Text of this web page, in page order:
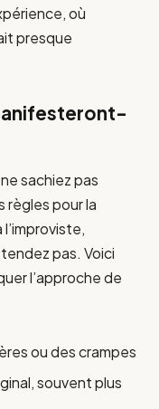
où
presque
sachiez pas
règles pour la
pas. Voici
l’approche de
ou des crampes
souvent plus